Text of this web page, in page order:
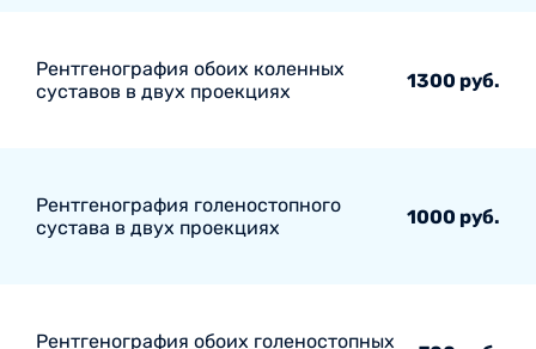
Рентгенография обоих коленных
суставов в двух проекциях
1300 руб.
Рентгенография голеностопного
сустава в двух проекциях
1000 руб.
Рентгенография обоих голеностопных